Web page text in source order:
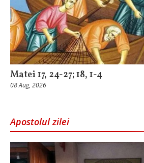
Matei 17, 24-27; 18, 1-4
08 Aug, 2026
Apostolul zilei